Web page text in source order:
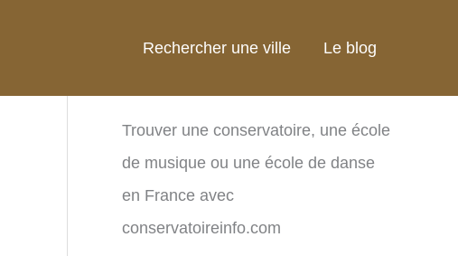
Rechercher une ville Le blog
Trouver une conservatoire, une école
de musique ou une école de danse
en France avec
conservatoireinfo.com